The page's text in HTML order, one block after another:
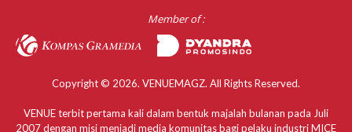
Member of :
Copyright © 2026. VENUEMAGZ. All Rights Reserved.
VENUE terbit pertama kali dalam bentuk majalah bulanan pada Juli
2007 dengan misi menjadi media komunitas bagi pelaku industri MICE